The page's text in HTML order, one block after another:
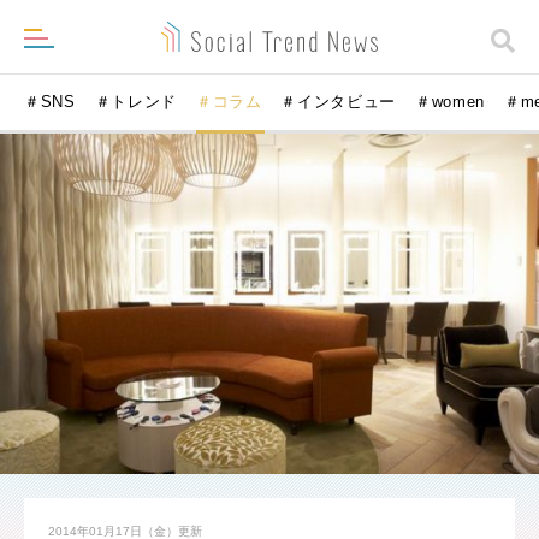
＃SNS ＃トレンド ＃コラム ＃インタビュー ＃women ＃
2014年01月17日（金） 更新